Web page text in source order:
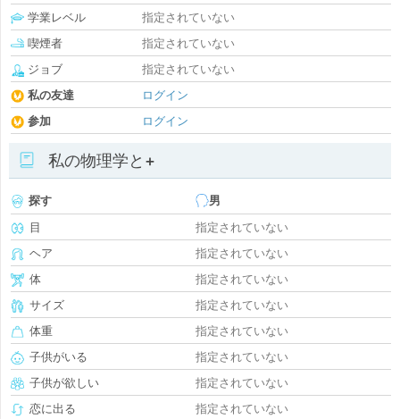
学業レベル
指定されていない
喫煙者
指定されていない
ジョブ
指定されていない
私の友達
ログイン
参加
ログイン
私の物理学と+
探す
男
目
指定されていない
ヘア
指定されていない
体
指定されていない
サイズ
指定されていない
体重
指定されていない
子供がいる
指定されていない
子供が欲しい
指定されていない
恋に出る
指定されていない